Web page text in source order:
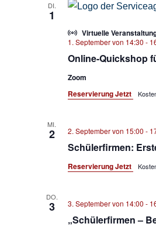
DI.
1
Online-Quickshop
1. September von 14:30 -
Zoom
Virtuelle
Reservierung Jetzt
MI.
2
Schülerfirmen:
2. September von 15:00 -
Reservierung Jetzt
DO.
3
„Schülerfirmen –
3. September von 14:00 -